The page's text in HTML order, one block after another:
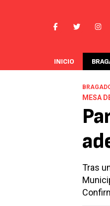
INICIO
MESA
Tras